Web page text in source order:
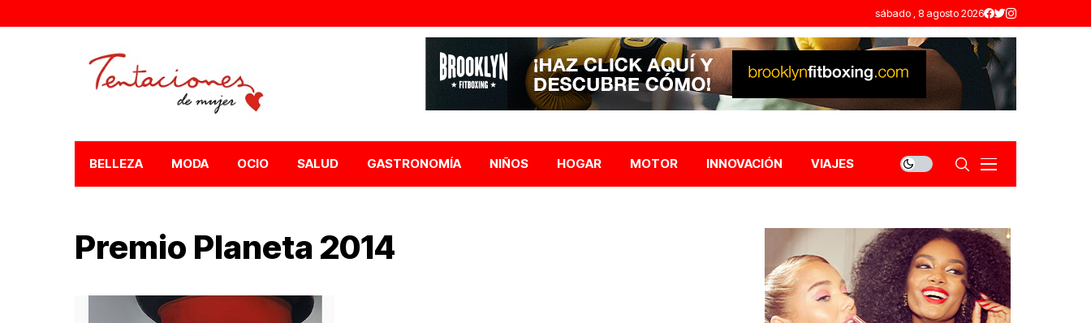
sábado , 8 agosto 2026
BELLEZA MODA OCIO SALUD GASTRONOMÍA NIÑOS HOGAR MOTOR INNOVACIÓN VIAJES
Premio Planeta 2014